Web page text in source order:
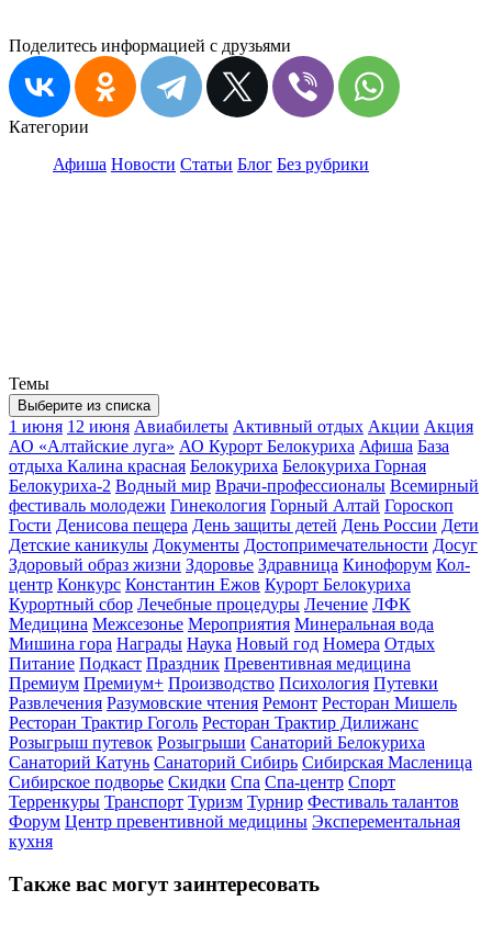
Поделитесь информацией с друзьями
Категории
Афиша Новости Статьи Блог Без рубрики
Темы
Выберите из списка
1 июня 12 июня Авиабилеты Активный отдых Акции Акция
АО «Алтайские луга» АО Курорт Белокуриха Афиша База
отдыха Калина красная Белокуриха Белокуриха Горная
Белокуриха-2 Водный мир Врачи-профессионалы Всемирный
фестиваль молодежи Гинекология Горный Алтай Гороскоп
Гости Денисова пещера День защиты детей День России Дети
Детские каникулы Документы Достопримечательности Досуг
Здоровый образ жизни Здоровье Здравница Кинофорум Кол-
центр Конкурс Константин Ежов Курорт Белокуриха
Курортный сбор Лечебные процедуры Лечение ЛФК
Медицина Межсезонье Мероприятия Минеральная вода
Мишина гора Награды Наука Новый год Номера Отдых
Питание Подкаст Праздник Превентивная медицина
Премиум Премиум+ Производство Психология Путевки
Развлечения Разумовские чтения Ремонт Ресторан Мишель
Ресторан Трактир Гоголь Ресторан Трактир Дилижанс
Розыгрыш путевок Розыгрыши Санаторий Белокуриха
Санаторий Катунь Санаторий Сибирь Сибирская Масленица
Сибирское подворье Скидки Спа Спа-центр Спорт
Терренкуры Транспорт Туризм Турнир Фестиваль талантов
Форум Центр превентивной медицины Эксперементальная
кухня
Также вас могут заинтересовать